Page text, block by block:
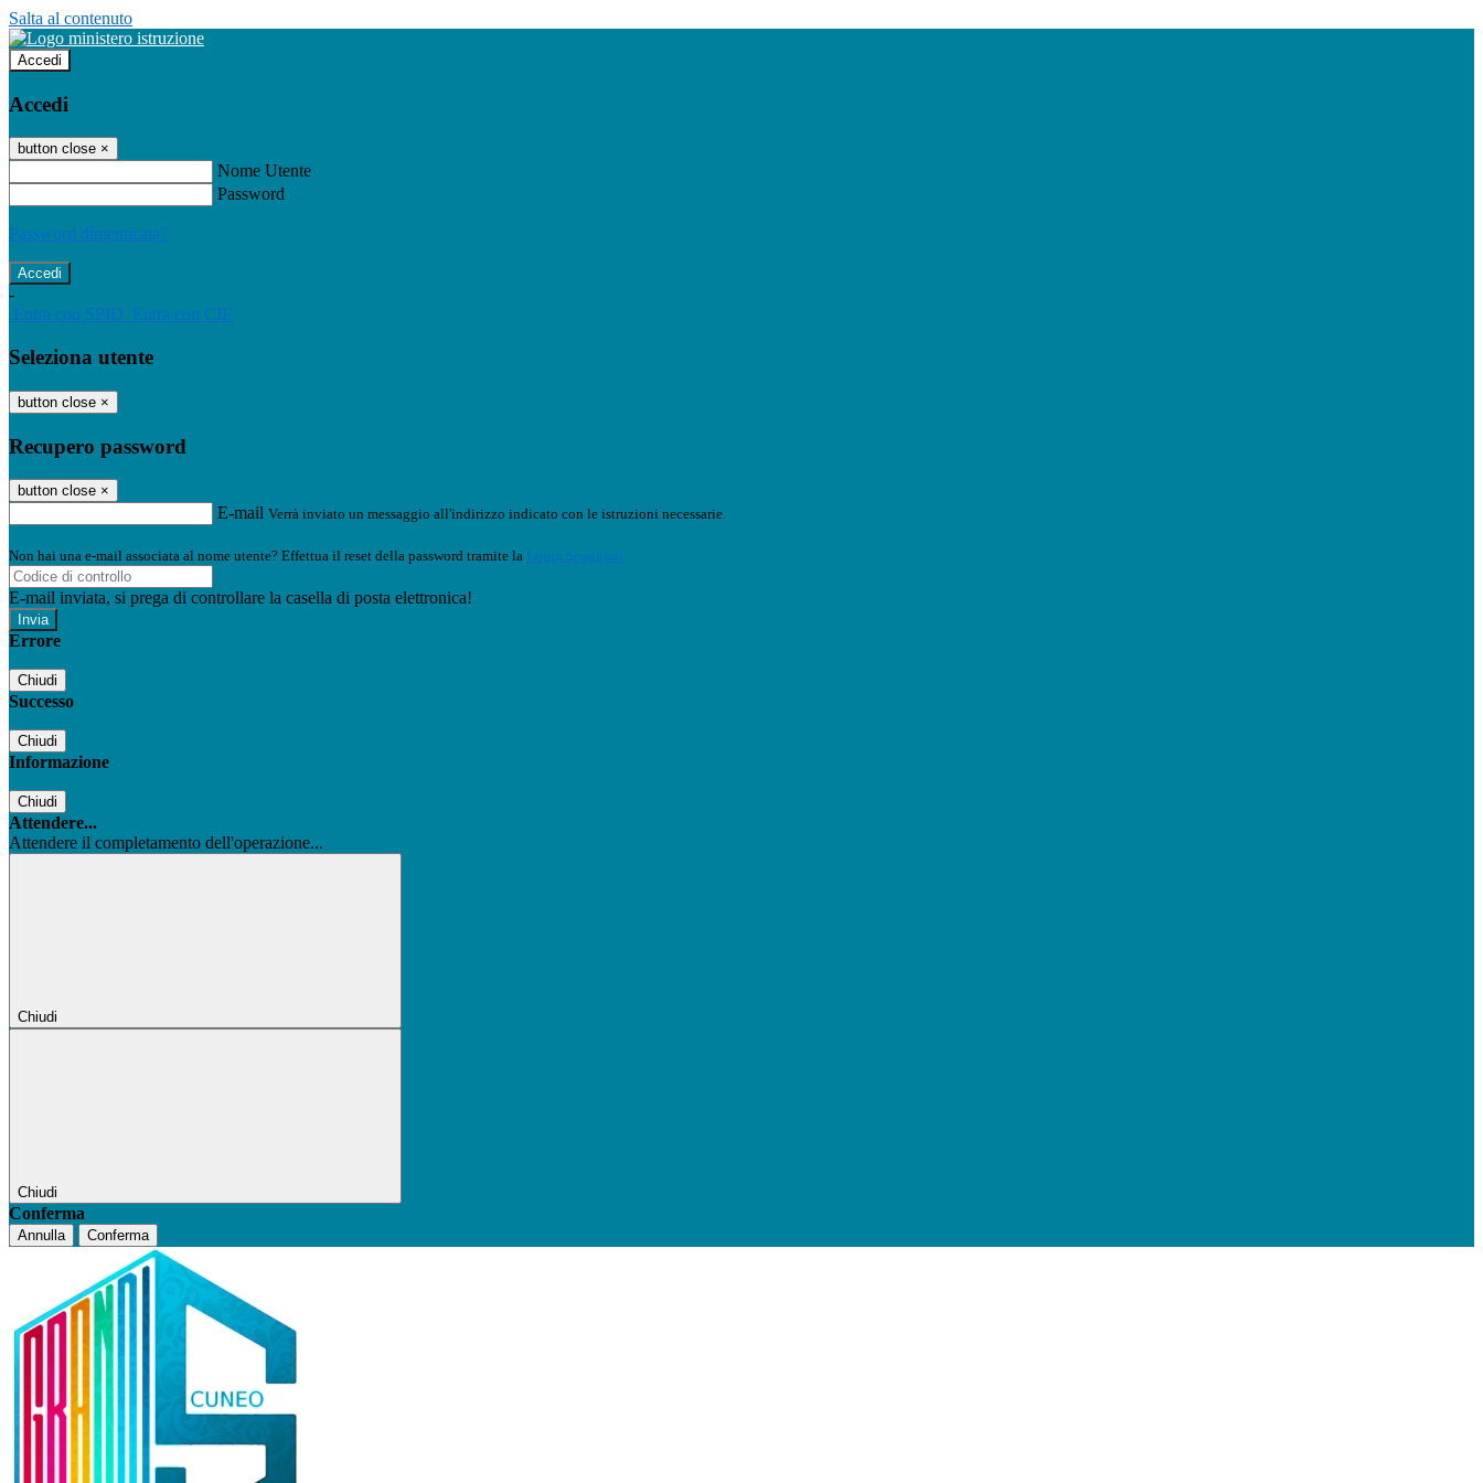
Salta al contenuto
Accedi
Accedi
button close ×
Nome Utente
Password
Password dimenticata?
-
Entra con SPID Entra con CIE
Seleziona utente
button close ×
Recupero password
button close ×
E-mail Verrà inviato un messaggio all'indirizzo indicato con le istruzioni necessarie.
Non hai una e-mail associata al nome utente? Effettua il reset della password tramite la Login Spaggiari
E-mail inviata, si prega di controllare la casella di posta elettronica!
Errore
Chiudi
Successo
Chiudi
Informazione
Chiudi
Attendere...
Attendere il completamento dell'operazione...
Chiudi
Chiudi
Conferma
Annulla Conferma